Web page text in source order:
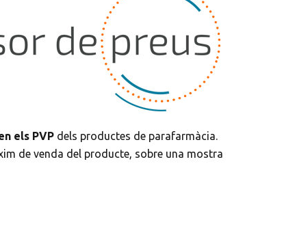
els PVP dels productes de parafarmàcia.
de venda del producte, sobre una mostra